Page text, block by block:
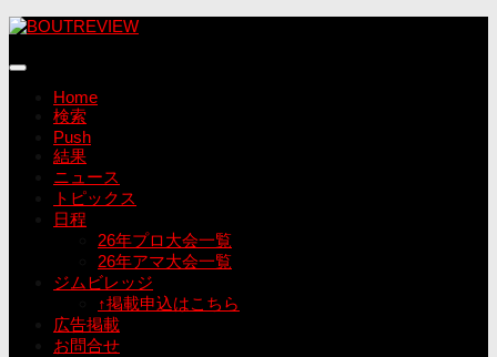
コ
テ
Home
検索
Push
結果
ニュース
トピックス
日程
26年プロ大会一覧
26年アマ大会一覧
ジムビレッジ
↑掲載申込はこちら
広告掲載
お問合せ